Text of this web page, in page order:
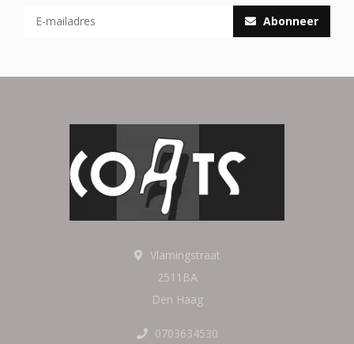
Abonneer
Vlamingstraat
2511BA
Den Haag
0703634530